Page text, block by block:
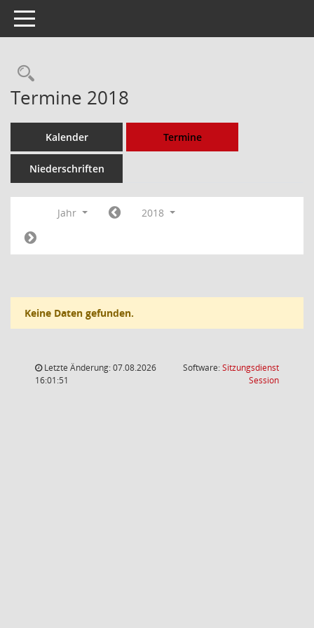
Toggle navigation
Rechercheauswahl
Termine 2018
Kalender Termine
Niederschriften
Jahr 2018
Keine Daten gefunden.
Letzte Änderung: 07.08.2026
16:01:51
Software:Sitzungsdienst
Session(Wird in